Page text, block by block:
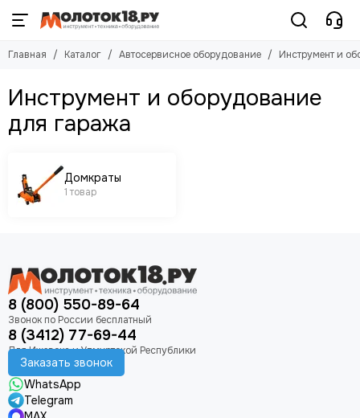
Автосервисное оборудование
Инструмент и оборудование для гаража
Инструмент и оборудование для гаража
Главная Каталог Автосервисное оборудование Инструмент и
Инструмент и оборудование
для гаража
Домкраты
1 товар
8 (800) 550-89-64
8 (3412) 77-69-44
Заказать звонок
WhatsApp
Telegram